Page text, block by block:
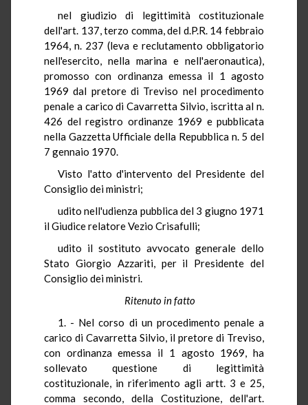
nel giudizio di legittimità costituzionale
dell'art. 137, terzo comma, del d.P.R. 14 febbraio
1964, n. 237 (leva e reclutamento obbligatorio
nell'esercito, nella marina e nell'aeronautica),
promosso con ordinanza emessa il 1 agosto
1969 dal pretore di Treviso nel procedimento
penale a carico di Cavarretta Silvio, iscritta al n.
426 del registro ordinanze 1969 e pubblicata
nella Gazzetta Ufficiale della Repubblica n. 5 del
7 gennaio 1970.
Visto l'atto d'intervento del Presidente del
Consiglio dei ministri;
udito nell'udienza pubblica del 3 giugno 1971
il Giudice relatore Vezio Crisafulli;
udito il sostituto avvocato generale dello
Stato Giorgio Azzariti, per il Presidente del
Consiglio dei ministri.
Ritenuto in fatto
1. - Nel corso di un procedimento penale a
carico di Cavarretta Silvio, il pretore di Treviso,
con ordinanza emessa il 1 agosto 1969, ha
sollevato questione di legittimità
costituzionale, in riferimento agli artt. 3 e 25,
comma secondo, della Costituzione, dell'art.